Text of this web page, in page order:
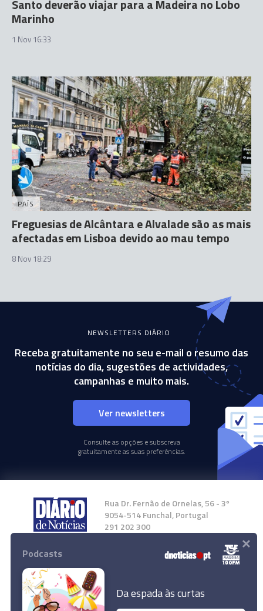
Santo deverão viajar para a Madeira no Lobo
Marinho
1 Nov 16:33
PAÍS
Freguesias de Alcântara e Alvalade são as mais
afectadas em Lisboa devido ao mau tempo
8 Nov 18:29
NEWSLETTERS DIÁRIO
Receba gratuitamente no seu e-mail o resumo das
notícias do dia, sugestões de actividades,
campanhas e muito mais.
Ver newsletters
Consulte as opções e subscreva
gratuitamente as suas preferências.
Rua Dr. Fernão de Ornelas, 56 - 3º
9054-514 Funchal, Portugal
291 202 300
Instale a nossa App
Podcasts
Da espada às curtas
×